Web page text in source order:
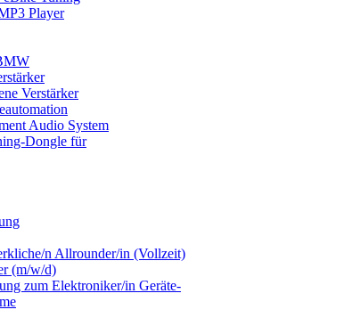
Player
Verstärker
Audio System
Dongle für
n Allrounder/in (Vollzeit)
(m/w/d)
zum Elektroniker/in Geräte-